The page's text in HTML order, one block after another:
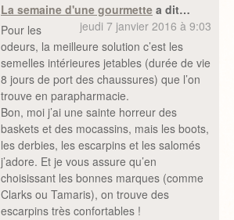
La semaine d'une gourmettea dit…
jeudi 7 janvier 2016 à 9:03
Pour les
odeurs, la meilleure solution c’est les
semelles intérieures jetables (durée de vie
8 jours de port des chaussures) que l’on
trouve en parapharmacie.
Bon, moi j’ai une sainte horreur des
baskets et des mocassins, mais les boots,
les derbies, les escarpins et les salomés
j’adore. Et je vous assure qu’en
choisissant les bonnes marques (comme
Clarks ou Tamaris), on trouve des
escarpins très confortables !